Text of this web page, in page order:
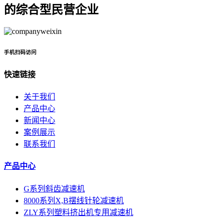
的综合型民营企业
手机扫码访问
快速链接
关于我们
产品中心
新闻中心
案例展示
联系我们
产品中心
G系列斜齿减速机
8000系列X,B摆线针轮减速机
ZLY系列塑料挤出机专用减速机